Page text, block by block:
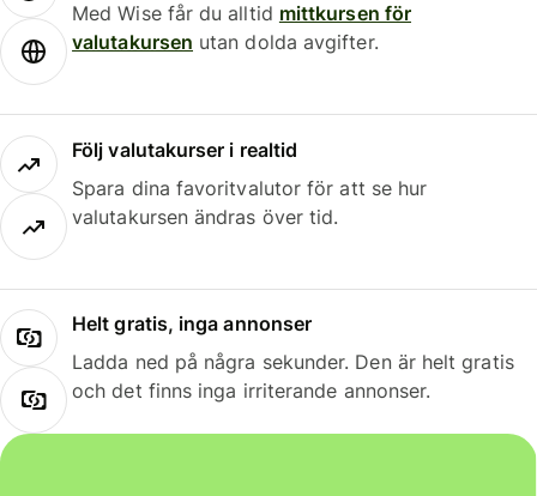
Med Wise får du alltid mittkursen för
valutakursen utan dolda avgifter.
Följ valutakurser i realtid
Spara dina favoritvalutor för att se hur
valutakursen ändras över tid.
Helt gratis, inga annonser
Ladda ned på några sekunder. Den är helt gratis
och det finns inga irriterande annonser.